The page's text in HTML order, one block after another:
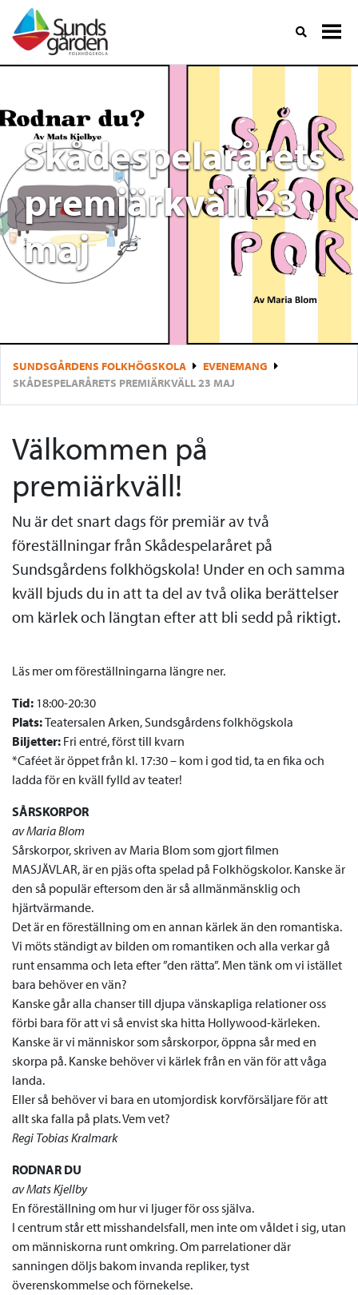
Skådespelarårets
premiärkväll 23
maj
SUNDSGÅRDENS FOLKHÖGSKOLA
EVENEMANG
SKÅDESPELARÅRETS PREMIÄRKVÄLL 23 MAJ
Välkommen på
premiärkväll!
Nu är det snart dags för premiär av två
föreställningar från Skådespelaråret på
Sundsgårdens folkhögskola! Under en och samma
kväll bjuds du in att ta del av två olika berättelser
om kärlek och längtan efter att bli sedd på riktigt.
Läs mer om föreställningarna längre ner.
Tid: 18:00-20:30
Plats:Teatersalen Arken, Sundsgårdens folkhögskola
Biljetter: Fri entré, först till kvarn
*Caféet är öppet från kl. 17:30 – kom i god tid, ta en fika och
ladda för en kväll fylld av teater!
SÅRSKORPOR
av Maria Blom
Sårskorpor, skriven av Maria Blom som gjort filmen
MASJÄVLAR, är en pjäs ofta spelad på Folkhögskolor. Kanske är
den så populär eftersom den är så allmänmänsklig och
hjärtvärmande.
Det är en föreställning om en annan kärlek än den romantiska.
Vi möts ständigt av bilden om romantiken och alla verkar gå
runt ensamma och leta efter ”den rätta”. Men tänk om vi istället
bara behöver en vän?
Kanske går alla chanser till djupa vänskapliga relationer oss
förbi bara för att vi så envist ska hitta Hollywood-kärleken.
Kanske är vi människor som sårskorpor, öppna sår med en
skorpa på. Kanske behöver vi kärlek från en vän för att våga
landa.
Eller så behöver vi bara en utomjordisk korvförsäljare för att
allt ska falla på plats. Vem vet?
Regi Tobias Kralmark
RODNAR DU
av Mats Kjellby
En föreställning om hur vi ljuger för oss själva.
I centrum står ett misshandelsfall, men inte om våldet i sig, utan
om människorna runt omkring. Om parrelationer där
sanningen döljs bakom invanda repliker, tyst
överenskommelse och förnekelse.